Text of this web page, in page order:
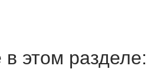
этом разделе: